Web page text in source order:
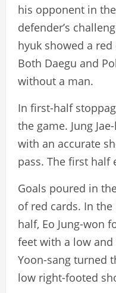
his opponent in
defender’s
hyuk showed a red
Both Daegu and
without a man.
In first-half
the game. Jung
with an accurate
pass. The first half
Goals poured in
of red cards. In
half, Eo Jung-won
feet with a low and
Yoon-sang turned
low right-footed